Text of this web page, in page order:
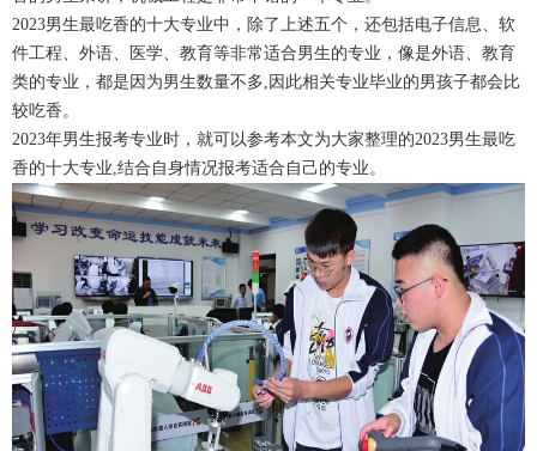
2023男生最吃香的十大专业中，除了上述五个，还包括电子信息、软
件工程、外语、医学、教育等非常适合男生的专业，像是外语、教育
类的专业，都是因为男生数量不多,因此相关专业毕业的男孩子都会比
较吃香。
2023年男生报考专业时，就可以参考本文为大家整理的2023男生最吃
香的十大专业,结合自身情况报考适合自己的专业。